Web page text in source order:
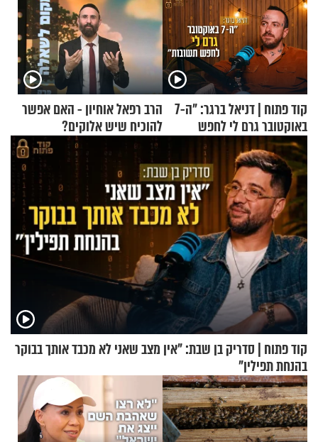
קוד פתוח | דניאל ברגר: "ה-7
באוקטובר גרם לי לחפש
תשובות"
הרב רפאל אוחיון - האם אפשר
להוכיח שיש אלוקים?
קוד פתוח | סדריק בן שבת: "אין מצב שאני לא מכבד אותך בבוקר
בהנחת תפילין"